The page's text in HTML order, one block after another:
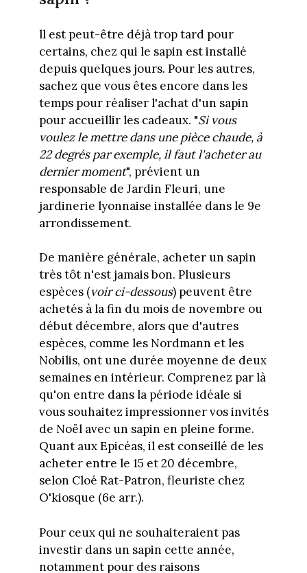
ll est peut-être déjà trop tard pour
certains, chez qui le sapin est installé
depuis quelques jours. Pour les autres,
sachez que vous êtes encore dans les
temps pour réaliser l'achat d'un sapin
pour accueillir les cadeaux. "Si vous
voulez le mettre dans une pièce chaude, à
22 degrés par exemple, il faut l'acheter au
dernier moment", prévient un
responsable de Jardin Fleuri, une
jardinerie lyonnaise installée dans le 9e
arrondissement.
De manière générale, acheter un sapin
très tôt n'est jamais bon. Plusieurs
espèces (voir ci-dessous) peuvent être
achetés à la fin du mois de novembre ou
début décembre, alors que d'autres
espèces, comme les Nordmann et les
Nobilis, ont une durée moyenne de deux
semaines en intérieur. Comprenez par là
qu'on entre dans la période idéale si
vous souhaitez impressionner vos invités
de Noël avec un sapin en pleine forme.
Quant aux Epicéas, il est conseillé de les
acheter entre le 15 et 20 décembre,
selon Cloé Rat-Patron, fleuriste chez
O'kiosque (6e arr.).
Pour ceux qui ne souhaiteraient pas
investir dans un sapin cette année,
notamment pour des raisons